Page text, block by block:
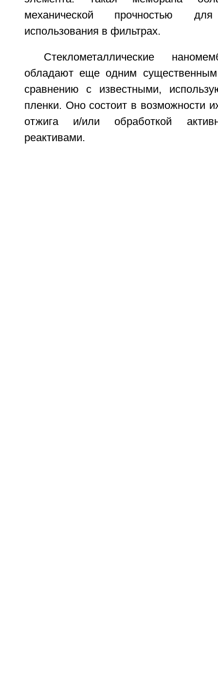
механической прочностью для
использования в фильтрах.
Стеклометаллические
обладают еще одним
сравнению с известными,
пленки. Оно состоит в возможности
отжига и/или обработкой
реактивами.